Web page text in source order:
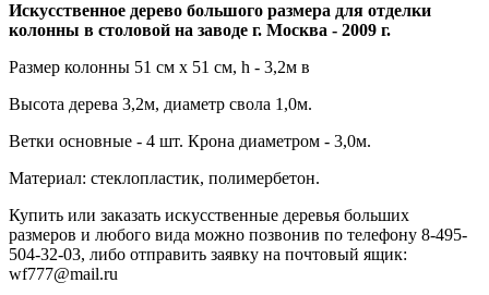
Искусственное дерево большого размера для отделки
колонны в столовой на заводе г. Москва - 2009 г.
Размер колонны 51 см х 51 см, h - 3,2м в
Высота дерева 3,2м, диаметр свола 1,0м.
Ветки основные - 4 шт. Крона диаметром - 3,0м.
Материал: стеклопластик, полимербетон.
Купить или заказать искусственные деревья больших
размеров и любого вида можно позвонив по телефону 8-495-
504-32-03, либо отправить заявку на почтовый ящик:
wf777@mail.ru